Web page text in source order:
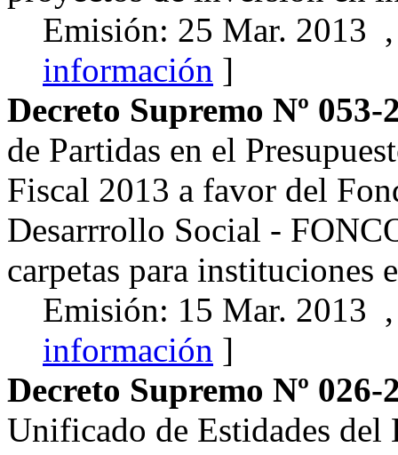
Emisión: 25 Mar. 2013
información ]
Decreto Supremo Nº 053-
de Partidas en el
Fiscal 2013 a favor del
Desarrrollo Social -
carpetas para instituciones
Emisión: 15 Mar. 2013
información ]
Decreto Supremo Nº
Unificado de Estidades del